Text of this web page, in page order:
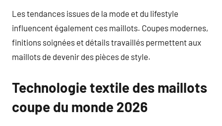
Les tendances issues de la mode et du lifestyle
influencent également ces maillots. Coupes modernes,
finitions soignées et détails travaillés permettent aux
maillots de devenir des pièces de style.
Technologie textile des maillots
coupe du monde 2026